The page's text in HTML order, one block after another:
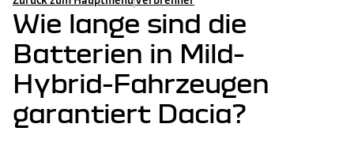
Wie lange sind die
Batterien in Mild-
Hybrid-Fahrzeugen
garantiert Dacia?